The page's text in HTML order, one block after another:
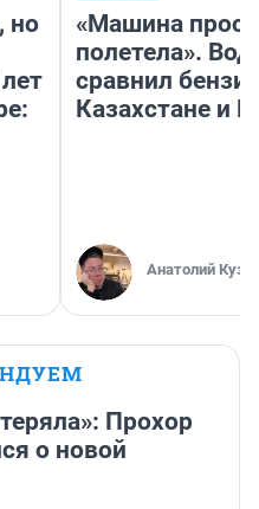
но
«Машина
полетела».
сравнил
Казахстане и
Анатолий
Прохор
о новой